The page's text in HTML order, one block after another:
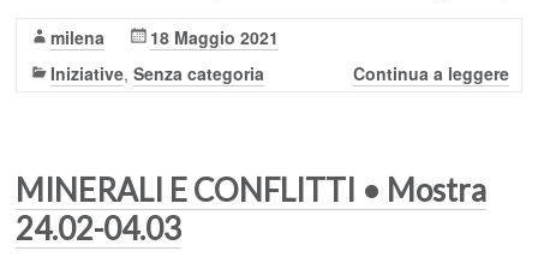
milena
18 Maggio 2021
Iniziative,Senza categoria Continua a leggere
MINERALI E CONFLITTI • Mostra
24.02-04.03